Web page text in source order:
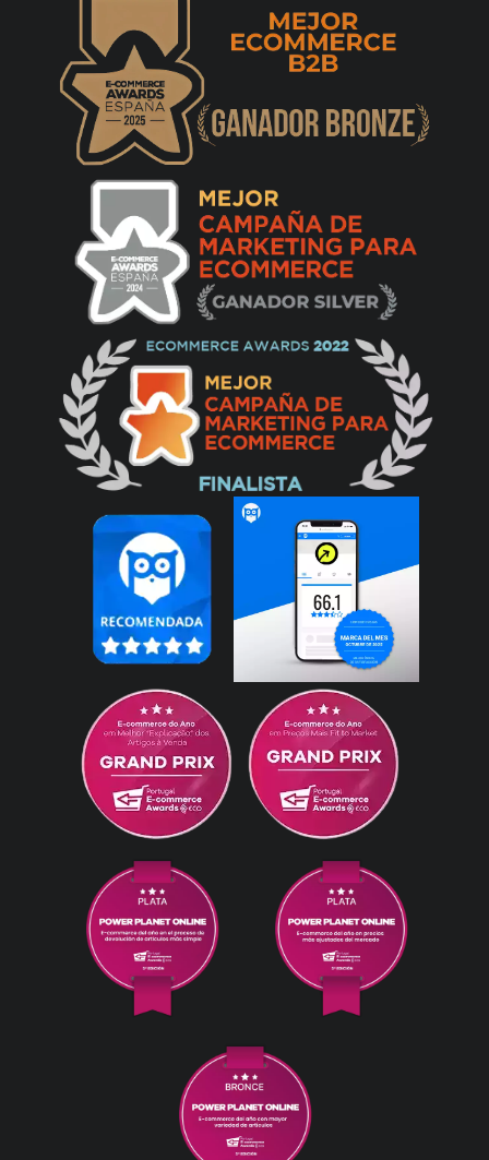
más barato, pero sin ninguna garantía de
que te llegue o funcione bien, debido a que
la versión del teléfono no es la española. Una
página utilizada ya varias veces y sin errores
y transparencia total. Recomendable. -
12GB/128GB, Menta
Sofi
08/08/2025
Llegó rapidísimo y bien embalado, de
momento va genial el móvil, como un tiro.
Estoy muy contenta con la compra -
12GB/256GB, Menta
02/08/2025
Genial - 12GB/256GB, Gris
30/07/2025
muy bueno funcionando perfectamente -
12GB/128GB, Azul
Posen
24/07/2025
Teléfono increible y compacto. La batería
sorprende a pesar de que "solo" tiene